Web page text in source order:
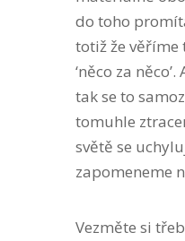
do toho
totiž že
‘něco za
tak se to
tomuhle
světě se
zapomeneme
Vezměte si